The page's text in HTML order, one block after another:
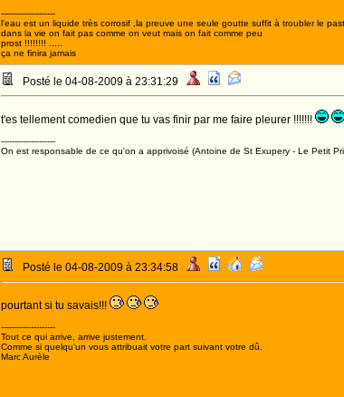
--------------------
l'eau est un liquide très corrosif ,la preuve une seule goutte suffit à troubler le
dans la vie on fait pas comme on veut mais on fait comme peu
prost !!!!!!!! .....
ça ne finira jamais
Posté le 04-08-2009 à 23:31:29
t'es tellement comedien que tu vas finir par me faire pleurer !!!!!!!
--------------------
On est responsable de ce qu'on a apprivoisé (Antoine de St Exupery - Le Petit
Posté le 04-08-2009 à 23:34:58
pourtant si tu savais!!!
--------------------
Tout ce qui arrive, arrive justement.
Comme si quelqu'un vous attribuait votre part suivant votre dû.
Marc Aurèle